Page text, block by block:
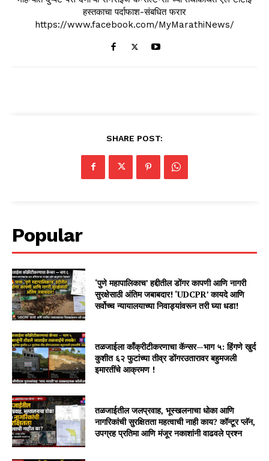
हस्तकाचा पर्दाफाश-संबधित फरार
https://www.facebook.com/MyMarathiNews/
SHARE POST:
Popular
‘पुणे महापालिकाच’ हद्दीतील डोंगर कापणी आणि नागरी
सुरक्षेसाठी अंतिम जबाबदार! ‘UDCPR’ कायदे आणि
सर्वोच्च न्यायालयाच्या निवाड्यांवरून तरी घ्या धडा!
तळजाईला काँक्रीटीकरणाचा कॅन्सर—भाग ५: हिंगणे खुर्द
कुशीत ६२ फुटांच्या तीव्र डोंगरउतारावर बहुमजली
इमारतींचे आक्रमण !
तळजाईतील जलप्रवाह, भूस्खलनाचा धोका आणि
नागरिकांची सुरक्षितता महत्वाची नाही काय? कॉन्टूर प्लॅन,
उपग्रह प्रतिमा आणि मंजूर नकाशांनी वाढवले प्रश्न